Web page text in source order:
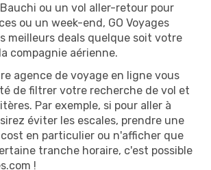
ou un vol aller-retour pour
ou un week-end, GO Voyages
meilleurs deals quelque soit votre
compagnie aérienne.
agence de voyage en ligne vous
de filtrer votre recherche de vol et
Par exemple, si pour aller à
éviter les escales, prendre une
en particulier ou n'afficher que
tranche horaire, c'est possible
!